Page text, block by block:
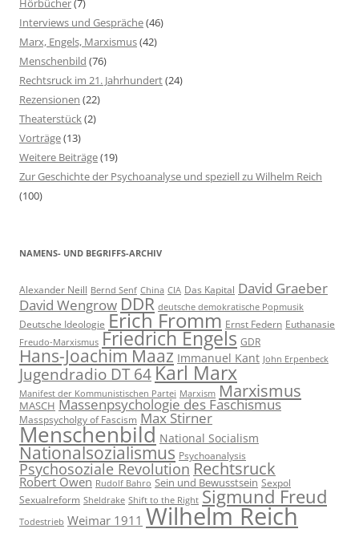
c
h
:
Hörbücher(7)
Interviews und Gespräche(46)
Marx, Engels, Marxismus(42)
Menschenbild (76)
Rechtsruck im 21. Jahrhundert(24)
Rezensionen (22)
Theaterstück(2)
Vorträge(13)
Weitere Beiträge(19)
Zur Geschichte der Psychoanalyse und speziell zu Wilhelm Reich
(100)
NAMENS- UND BEGRIFFS-ARCHIV
Alexander Neill Bernd Senf China CIA Das Kapital David Graeber
David Wengrow DDR deutsche demokratische Popmusik
Deutsche Ideologie Erich Fromm Ernst Federn Euthanasie
Freudo-Marxismus Friedrich Engels GDR
Hans-Joachim Maaz Immanuel Kant John Erpenbeck
Jugendradio DT 64Karl Marx
Manifest der Kommunistischen Partei Marxism Marxismus
MASCH Massenpsychologie des Faschismus
Masspsycholgy of Fascism Max Stirner
Menschenbild National Socialism
Nationalsozialismus Psychoanalysis
Psychosoziale Revolution Rechtsruck
Robert Owen Rudolf Bahro Sein und Bewusstsein Sexpol
Sexualreform Sheldrake Shift to the Right Sigmund Freud
Todestrieb Weimar 1911 Wilhelm Reich